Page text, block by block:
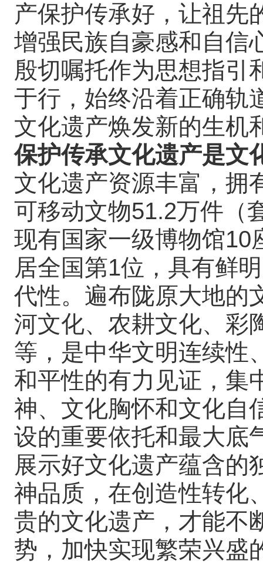
产保护传承好，让祖先
增强民族自豪感和自信
殷切嘱托作为思想指引
于行，始终沿着正确轨
文化遗产焕发新的生机
保护传承文化遗产是文
文化遗产资源丰富，拥
可移动文物51.2万件（
现有国家一级博物馆10
居全国第1位，具有鲜
代性。遍布陇原大地的
河文化、农耕文化、彩
等，是中华文明连续性
和平性的有力见证，集
神、文化胸怀和文化自
设的重要依托和最大底
展示好文化遗产蕴含的
神品质，在创造性转化
贵的文化遗产，才能不
势，加快实现繁荣兴盛